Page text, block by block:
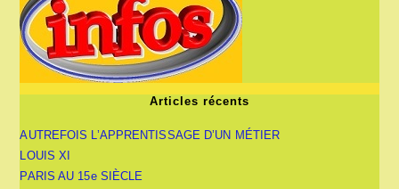
Articles récents
AUTREFOIS L’APPRENTISSAGE D’UN MÉTIER
LOUIS XI
PARIS AU 15e SIÈCLE